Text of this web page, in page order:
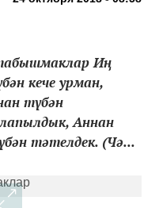
Иң
кече урман,
түбән
Аннан
тәтелдек. (Чә...